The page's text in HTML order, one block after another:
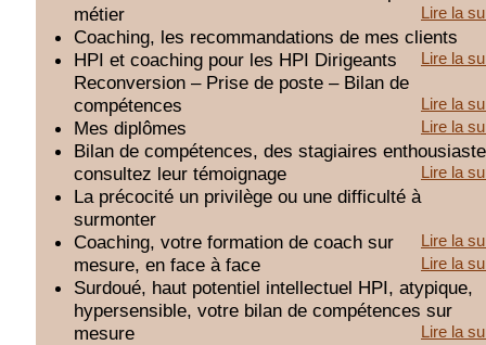
métier
Lire la
Coaching, les recommandations de mes clients
Lire la
HPI et coaching pour les HPI Dirigeants
Reconversion – Prise de poste – Bilan de
compétences
Lire la
Mes diplômes Lire la
Bilan de compétences, des stagiaires
consultez leur témoignage
Lire la
La précocité un privilège ou une difficulté à
surmonter
Lire la
Coaching, votre formation de coach sur
mesure, en face à face
Lire la
Surdoué, haut potentiel intellectuel HPI, atypique,
hypersensible, votre bilan de compétences sur
mesure
Lire la